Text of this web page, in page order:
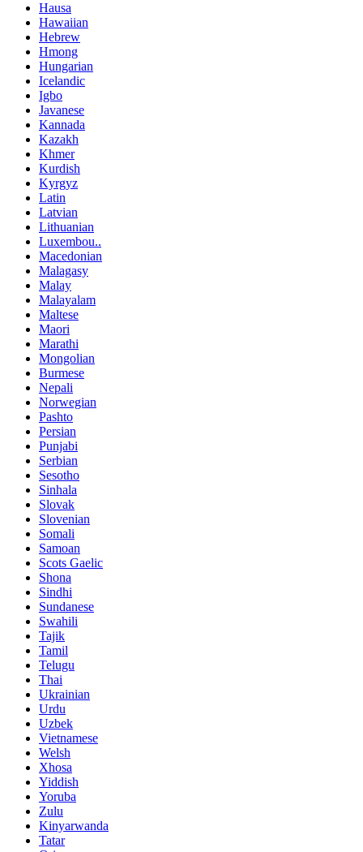
Hausa
Hawaiian
Hebrew
Hmong
Hungarian
Icelandic
Igbo
Javanese
Kannada
Kazakh
Khmer
Kurdish
Kyrgyz
Latin
Latvian
Lithuanian
Luxembou..
Macedonian
Malagasy
Malay
Malayalam
Maltese
Maori
Marathi
Mongolian
Burmese
Nepali
Norwegian
Pashto
Persian
Punjabi
Serbian
Sesotho
Sinhala
Slovak
Slovenian
Somali
Samoan
Scots Gaelic
Shona
Sindhi
Sundanese
Swahili
Tajik
Tamil
Telugu
Thai
Ukrainian
Urdu
Uzbek
Vietnamese
Welsh
Xhosa
Yiddish
Yoruba
Zulu
Kinyarwanda
Tatar